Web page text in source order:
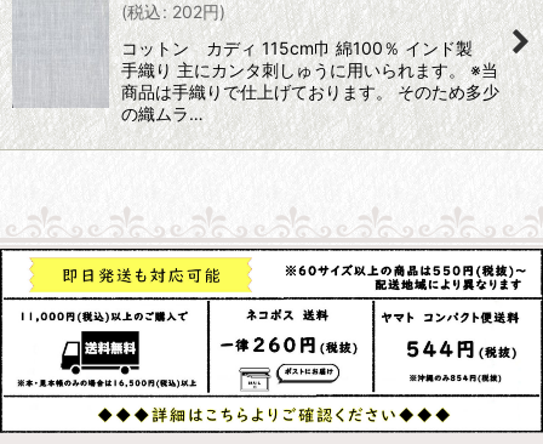
(税込: 202円)
コットン カディ 115cm巾 綿100％ インド製
手織り 主にカンタ刺しゅうに用いられます。 ※当
商品は手織りで仕上げております。 そのため多少
の織ムラ…